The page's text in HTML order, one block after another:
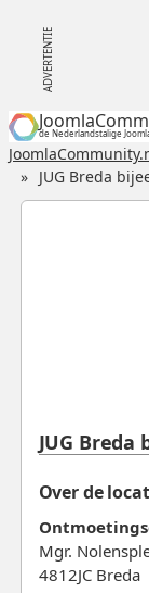
de Nederlandstalige
JUG Breda
JUG Breda
Over de
Mgr.
4812JC Breda